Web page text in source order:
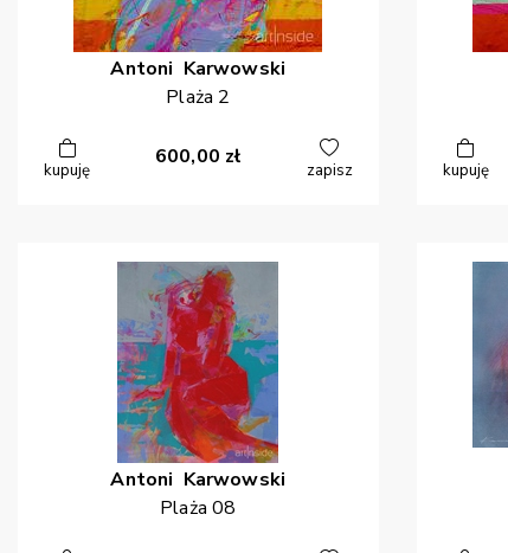
Antoni Karwowski
Plaża 2
kupuję
600,00 zł
zapisz kupuję
Antoni Karwowski
Plaża 08